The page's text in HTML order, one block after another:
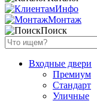
Инфо
Монтаж
Поиск
Входные двери
Премиум
Стандарт
Уличные